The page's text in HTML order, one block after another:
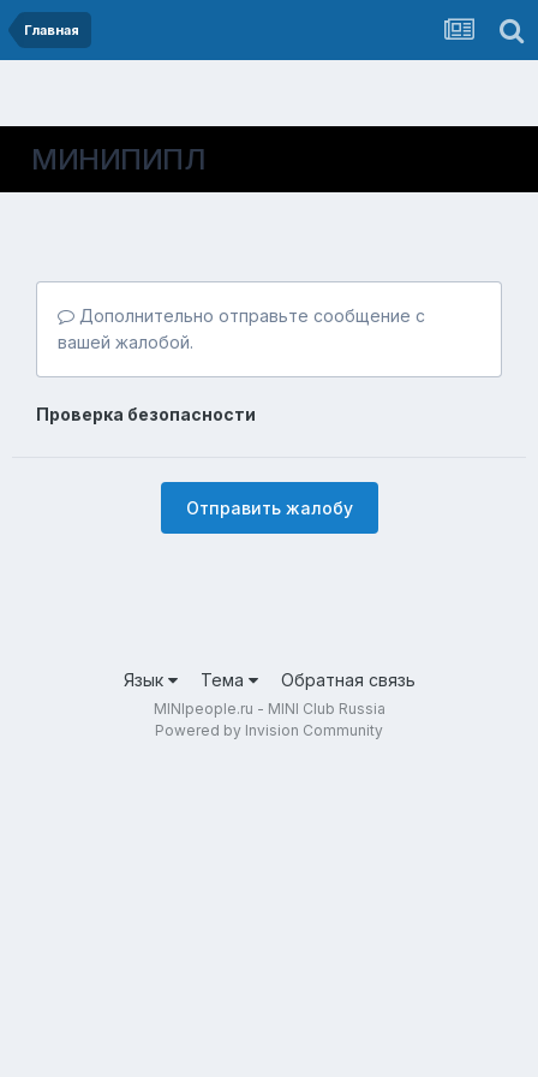
Главная
МИНИПИПЛ
Дополнительно отправьте сообщение с
вашей жалобой.
Проверка безопасности
Отправить жалобу
Язык Тема Обратная связь
MINIpeople.ru - MINI Club Russia
Powered by Invision Community